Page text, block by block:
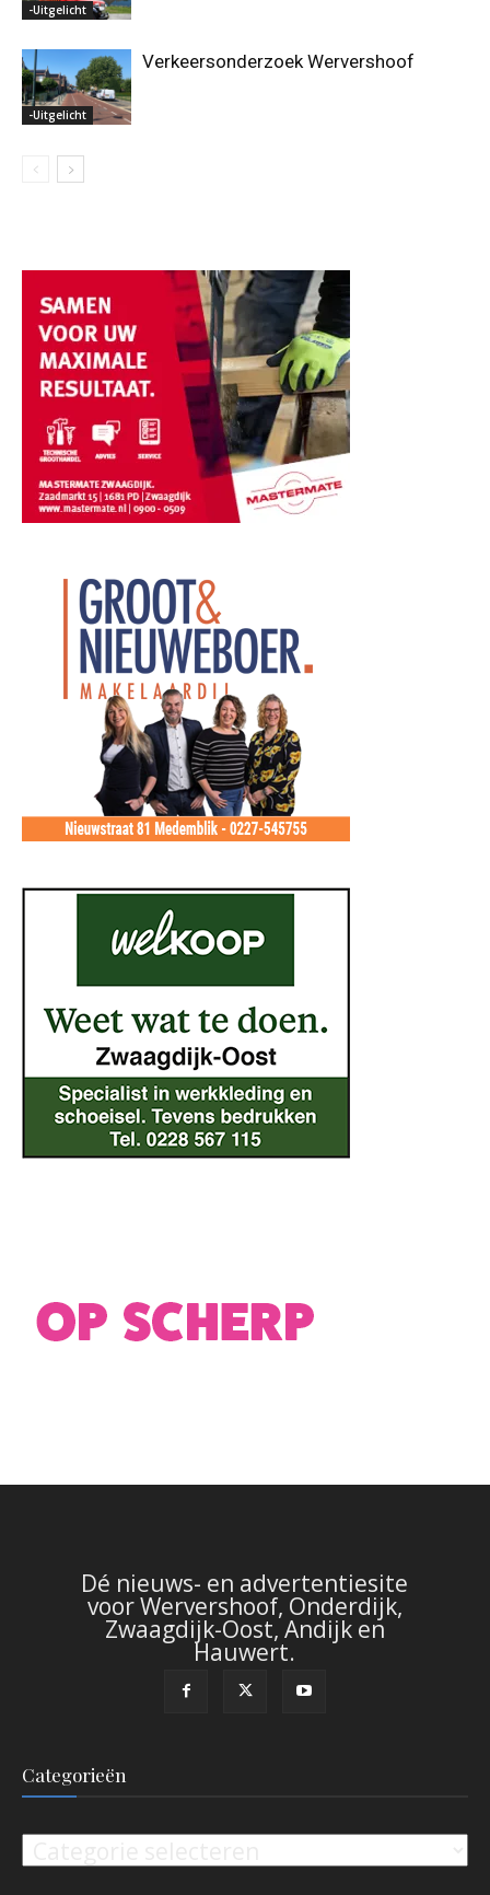
-Uitgelicht
-Uitgelicht
Verkeersonderzoek Wervershoof
Dé nieuws- en advertentiesite
voor Wervershoof, Onderdijk,
Zwaagdijk-Oost, Andijk en
Hauwert.
Categorieën
Categorieën